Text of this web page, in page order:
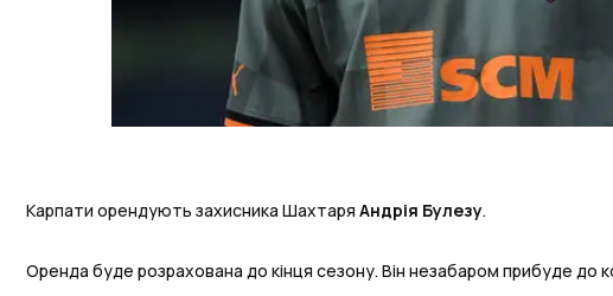
Карпати орендують захисника Шахтаря Андрія Булезу.
Оренда буде розрахована до кінця сезону. Він незабаром прибуде до